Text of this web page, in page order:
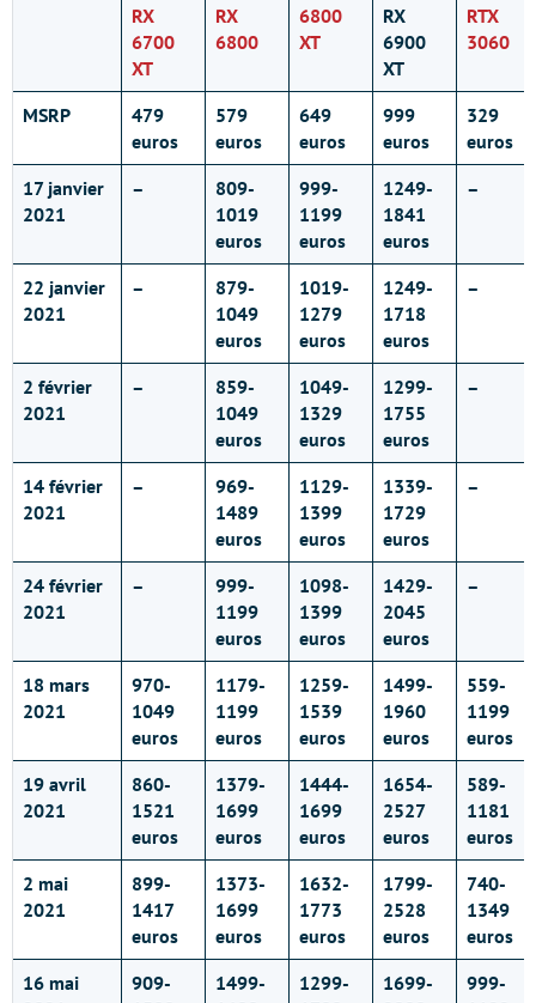
RX
6700
XT
RX
6800
6800
XT
RX
6900
XT
RTX
3060
MSRP
479
euros
579
euros
649
euros
999
euros
329
euros
17 janvier
2021
–
809-
1019
euros
999-
1199
euros
1249-
1841
euros
–
22 janvier
2021
–
879-
1049
euros
1019-
1279
euros
1249-
1718
euros
–
2 février
2021
–
859-
1049
euros
1049-
1329
euros
1299-
1755
euros
–
14 février
2021
–
969-
1489
euros
1129-
1399
euros
1339-
1729
euros
–
24 février
2021
–
999-
1199
euros
1098-
1399
euros
1429-
2045
euros
–
18 mars
2021
970-
1049
euros
1179-
1199
euros
1259-
1539
euros
1499-
1960
euros
559-
1199
euros
19 avril
2021
860-
1521
euros
1379-
1699
euros
1444-
1699
euros
1654-
2527
euros
589-
1181
euros
2 mai
2021
899-
1417
euros
1373-
1699
euros
1632-
1773
euros
1799-
2528
euros
740-
1349
euros
16 mai
909-
1499-
1299-
1699-
999-